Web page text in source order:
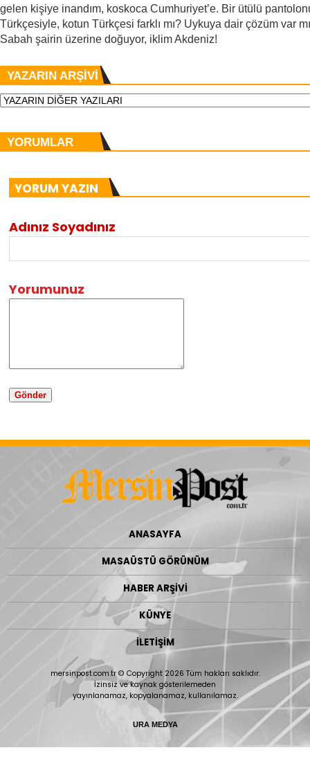
gelen kişiye inandım, koskoca Cumhuriyet’e. Bir ütülü
Türkçesiyle, kotun Türkçesi farklı mı? Uykuya dair çözüm var
Sabah şairin üzerine doğuyor, iklim Akdeniz!
YAZARIN ARŞİVİ
YORUMLAR
YORUM YAZIN
Adınız Soyadınız
Yorumunuz
ANASAYFA
MASAÜSTÜ GÖRÜNÜM
HABER ARŞİVİ
KÜNYE
İLETİŞİM
mersinpost.com.tr © Copyright 2026 Tüm hakları saklıdır.
İzinsiz ve kaynak gösterilemeden
yayınlanamaz, kopyalanamaz, kullanılamaz.
URA MEDYA